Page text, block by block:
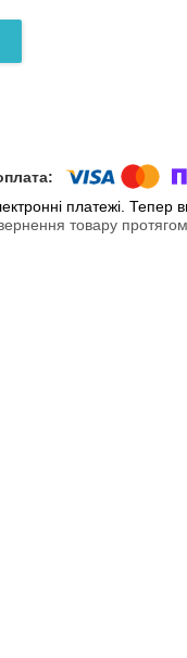
платежі.
товару